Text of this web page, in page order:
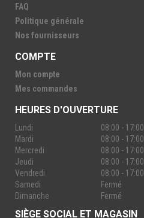
FAQ
Politique générale
Nos fournisseurs
COMPTE
Mon compte
Mes commandes
HEURES D'OUVERTURE
Lundi
08:00 - 17:00
Mardi
08:00 - 17:00
Mercredi
08:00 - 17:00
Jeudi
08:00 - 17:00
Vendredi
08:00 - 17:00
Samedi
Fermé
Dimanche
Fermé
SIÈGE SOCIAL ET MAGASIN